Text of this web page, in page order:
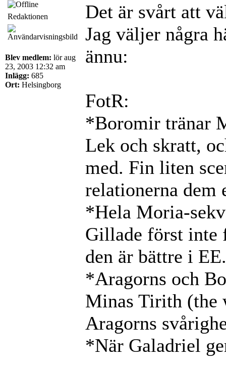
Redaktionen
Blev medlem: lör aug
23, 2003 12:32 am
Inlägg: 685
Ort: Helsingborg
Det är svårt att
Jag väljer några
ännu:
FotR:
*Boromir tränar
Lek och skratt,
med. Fin liten
relationerna dem
*Hela Moria-
Gillade först inte
den är bättre i EE.
*Aragorns och
Minas Tirith (the
Aragorns
*När Galadriel